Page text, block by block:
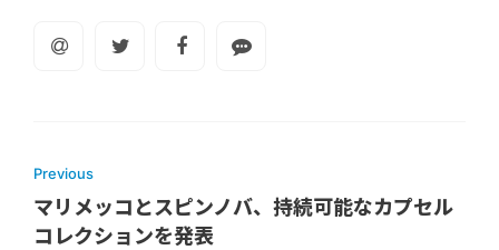
Previous
マリメッコとスピンノバ、持続可能なカプセル
コレクションを発表